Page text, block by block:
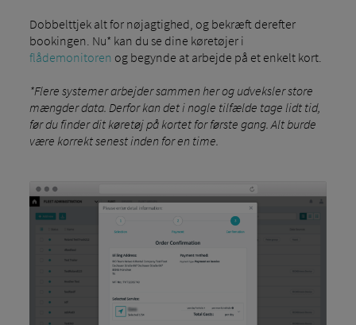
Dobbelttjek alt for nøjagtighed, og bekræft derefter
bookingen. Nu* kan du se dine køretøjer i
flådemonitoren og begynde at arbejde på et enkelt kort.
*Flere systemer arbejder sammen her og udveksler store
mængder data. Derfor kan det i nogle tilfælde tage lidt tid,
før du finder dit køretøj på kortet for første gang. Alt burde
være korrekt senest inden for en time.